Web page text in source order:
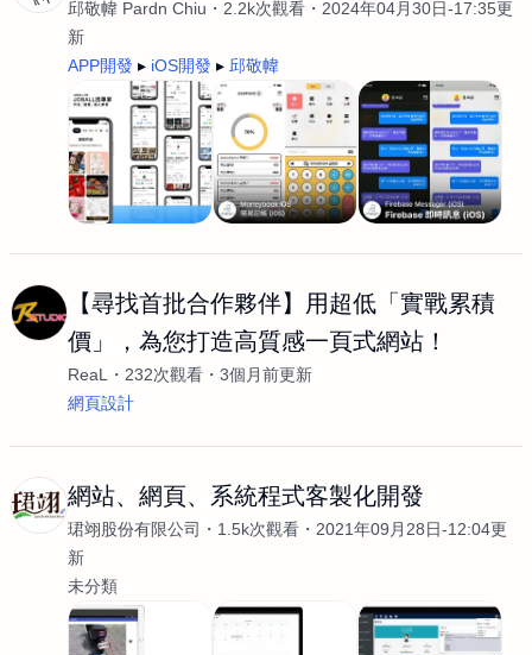
邱敬幃 Pardn Chiu 2.2k次觀看
2024年04月30日-17:35更
新
APP開發
iOS開發 邱敬幃
【尋找首批合作夥伴】用超低「實戰累積
價」，為您打造高質感一頁式網站！
ReaL 232次觀看
3個月前更新
網頁設計
網站、網頁、系統程式客製化開發
珺翊股份有限公司 1.5k次觀看
2021年09月28日-12:04更
新
未分類